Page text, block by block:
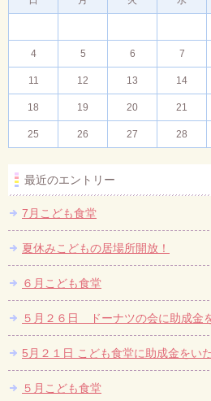
4 5 6 7
11 12 13 14
18 19 20 21
25 26 27 28
最近のエントリー
7月こども食堂
夏休みこどもの居場所開放！
６月こども食堂
５月２６日 ドーナツの会に助成金
5月２１日 こども食堂に助成金をい
５月こども食堂